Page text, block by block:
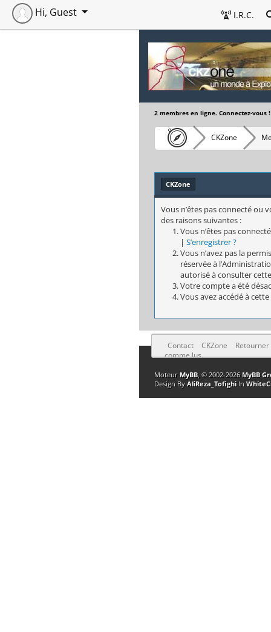
I.R.C.
Hi, Guest
2 membres en ligne. Connectez-vous !
CKZone
CKZone
Vous n’êtes pas connecté ou
des raisons suivantes :
Vous n’êtes pas
| S’enregistrer ?
Vous n’avez pas la
réservée à
autorisé à consulter
Votre compte a été
Vous avez accédé à
Contact CKZone
comme lus
Moteur MyBB, © 2002-2026 MyBB
Design By AliReza_TofighiIn